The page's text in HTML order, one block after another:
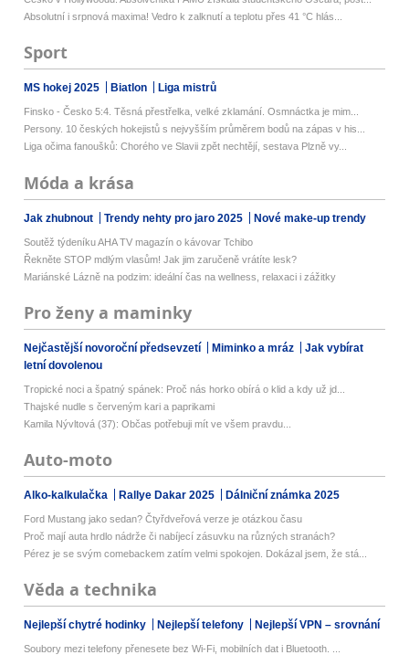
Absolutní i srpnová maxima! Vedro k zalknutí a teplotu přes 41 °C hlás...
Sport
MS hokej 2025 Biatlon Liga mistrů
Finsko - Česko 5:4. Těsná přestřelka, velké zklamání. Osmnáctka je mim...
Persony. 10 českých hokejistů s nejvyšším průměrem bodů na zápas v his...
Liga očima fanoušků: Chorého ve Slavii zpět nechtějí, sestava Plzně vy...
Móda a krása
Jak zhubnout Trendy nehty pro jaro 2025 Nové make-up trendy
Soutěž týdeníku AHA TV magazín o kávovar Tchibo
Řekněte STOP mdlým vlasům! Jak jim zaručeně vrátíte lesk?
Mariánské Lázně na podzim: ideální čas na wellness, relaxaci i zážitky
Pro ženy a maminky
Nejčastější novoroční předsevzetí Miminko a mráz
Jak vybírat
letní dovolenou
Tropické noci a špatný spánek: Proč nás horko obírá o klid a kdy už jd...
Thajské nudle s červeným kari a paprikami
Kamila Nývltová (37): Občas potřebuji mít ve všem pravdu...
Auto-moto
Alko-kalkulačka Rallye Dakar 2025 Dálniční známka 2025
Ford Mustang jako sedan? Čtyřdveřová verze je otázkou času
Proč mají auta hrdlo nádrže či nabíjecí zásuvku na různých stranách?
Pérez je se svým comebackem zatím velmi spokojen. Dokázal jsem, že stá...
Věda a technika
Nejlepší chytré hodinky Nejlepší telefony Nejlepší VPN – srovnání
Soubory mezi telefony přenesete bez Wi-Fi, mobilních dat i Bluetooth. ...